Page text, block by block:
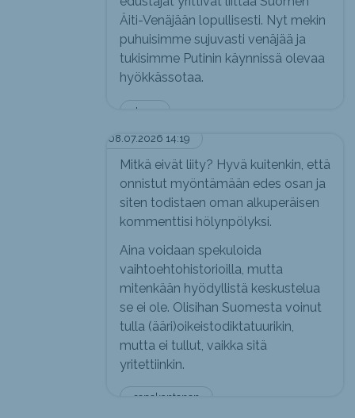
Jerry
Äiti-Venäjään lopullisesti. Nyt mekin
puhuisimme sujuvasti venäjää ja
tukisimme Putinin käynnissä olevaa
hyökkässotaa.
08.07.2026 14:19
sepekantonen
Mitkä eivät liity? Hyvä kuitenkin, että
onnistut myöntämään edes osan ja
siten todistaen oman alkuperäisen
kommenttisi hölynpölyksi.
Aina voidaan spekuloida
vaihtoehtohistorioilla, mutta
mitenkään hyödyllistä keskustelua
se ei ole. Olisihan Suomesta voinut
tulla (ääri)oikeistodiktatuurikin,
mutta ei tullut, vaikka sitä
yritettiinkin.